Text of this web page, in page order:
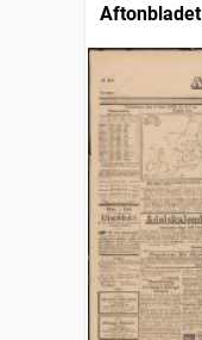
Aftonbladet